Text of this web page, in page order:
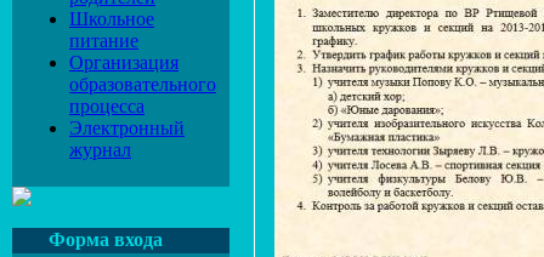
Школьное
питание
Организация
образовательного
процесса
Электронный
журнал
Форма входа